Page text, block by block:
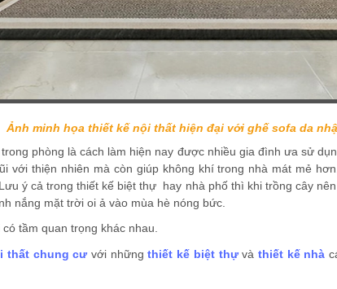
Ảnh minh họa thiết kế nội thất hiện đại với ghế sofa da
phòng là cách làm hiện nay được nhiều gia đình ưa sử
với thiện nhiên mà còn giúp không khí trong nhà mát mẻ
ý cả trong thiết kế biệt thự hay nhà phố thì khi trồng cây
nắng mặt trời oi ả vào mùa hè nóng bức.
tầm quan trọng khác nhau.
thất chung cư với nhữngthiết kế biệt thự và thiết kế nhà